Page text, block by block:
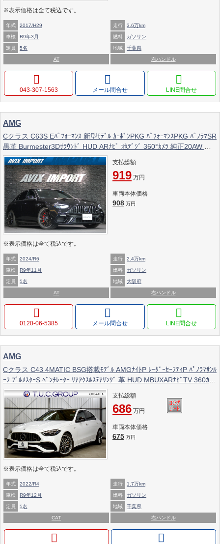
※表示価格は全て税込です。
年式 2017/H29 走行 3.6万km
車検 R9年3月 燃料 ガソリン
定員 5名 地域 千葉県
AT 右ハンドル
043-307-1563 メール問合せ
AMG
Cクラス C63S Eﾊﾟﾌｫｰﾏﾝｽ 新型ﾓﾃﾞﾙ ｶｰﾎﾞﾝPKG ﾊﾟﾌｫｰﾏﾝｽPKG ﾊﾟﾉﾗﾏSR
黒革 Burmester3Dｻﾗｳﾝﾄﾞ HUD ARﾅﾋﾞ 地ﾃﾞｼﾞ 360°ｶﾒﾗ 純正20AW 禁
煙 保証継承対象 正規ﾃﾞｨｰﾗｰ車
支払総額
919 万円
車両本体価格
908 万円
※表示価格は全て税込です。
年式 2024/R6 走行 2.4万km
車検 R9年11月 燃料 ガソリン
定員 5名 地域 大阪府
AT 右ハンドル
0120-06-5385 メール問合せ
AMG
Cクラス C43 4MATIC BSG搭載ﾓﾃﾞﾙ AMGﾅｲﾄP ﾚｰﾀﾞｰｾｰﾌﾃｨP ﾊﾟﾉﾗﾏｻﾝﾙ
ｰﾌ ﾌﾞﾙﾒｽﾀｰS ﾍﾞﾝﾁﾚｰﾀｰ ﾘｱｱｸｽﾙｽﾃｱﾘﾝｸﾞ 革 HUD MBUXARﾅﾋﾞTV 360ｶﾒﾗ
ﾜｲﾔﾚｽﾁｬｰｼﾞ ｴｱﾛ19AW ﾃﾞｨｽﾄﾛ ﾌﾞﾗｲﾝﾄﾞS ﾚｰﾝK ｵｰﾄﾄﾗﾝｸ 2年保証
支払総額
686 万円
車両本体価格
675 万円
※表示価格は全て税込です。
年式 2022/R4 走行 1.7万km
車検 R9年12月 燃料 ガソリン
定員 5名 地域 千葉県
CAT 右ハンドル